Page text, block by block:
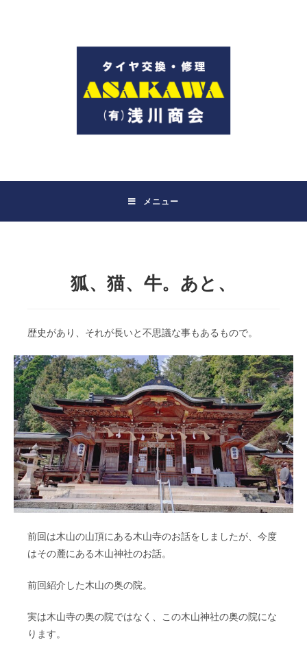
メニュー
狐、猫、牛。あと、
歴史があり、それが長いと不思議な事もあるもので。
前回は木山の山頂にある木山寺のお話をしましたが、今度
はその麓にある木山神社のお話。
前回紹介した木山の奥の院。
実は木山寺の奥の院ではなく、この木山神社の奥の院にな
ります。